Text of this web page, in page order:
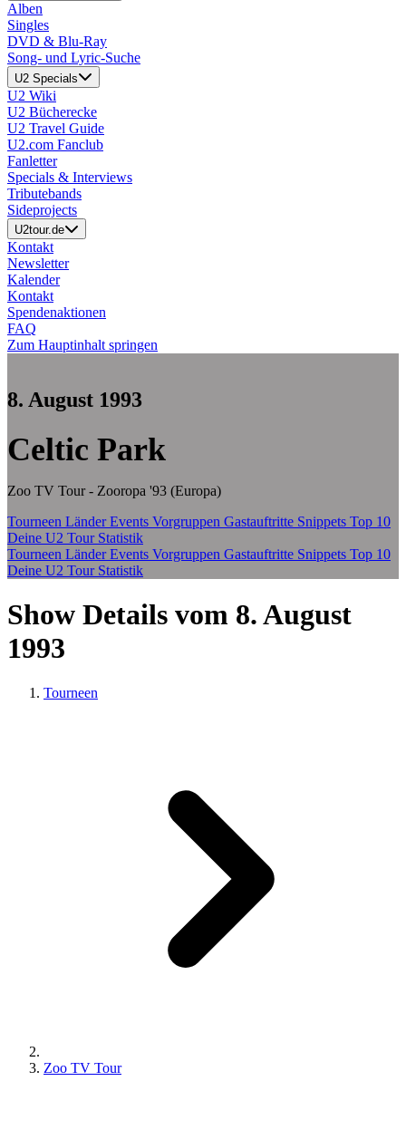
Alben
Singles
DVD & Blu-Ray
Song- und Lyric-Suche
U2 Specials
U2 Wiki
U2 Bücherecke
U2 Travel Guide
U2.com Fanclub
Fanletter
Specials & Interviews
Tributebands
Sideprojects
U2tour.de
Kontakt
Newsletter
Kalender
Kontakt
Spendenaktionen
FAQ
Zum Hauptinhalt springen
8. August 1993
Celtic Park
Zoo TV Tour - Zooropa '93 (Europa)
Tourneen LänderEvents Vorgruppen Gastauftritte Snippets Top 10
Deine U2 Tour Statistik
Tourneen LänderEvents Vorgruppen Gastauftritte Snippets Top 10
Deine U2 Tour Statistik
Show Details vom 8. August
1993
Tourneen
Zoo TV Tour